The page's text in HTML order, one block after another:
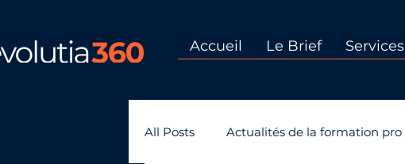
Accueil Le Brief Services
All Posts Actualités de la formation pro